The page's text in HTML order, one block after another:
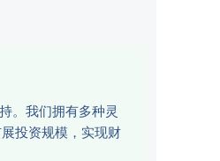
。我们拥有多种灵
投资规模，实现财